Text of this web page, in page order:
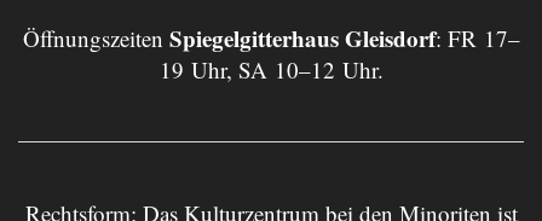
Öffnungszeiten Spiegelgitterhaus Gleisdorf: FR 17–
19 Uhr, SA 10–12 Uhr.
Rechtsform: Das Kulturzentrum bei den Minoriten ist